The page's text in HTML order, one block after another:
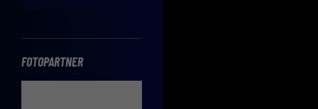
FOTOPARTNER